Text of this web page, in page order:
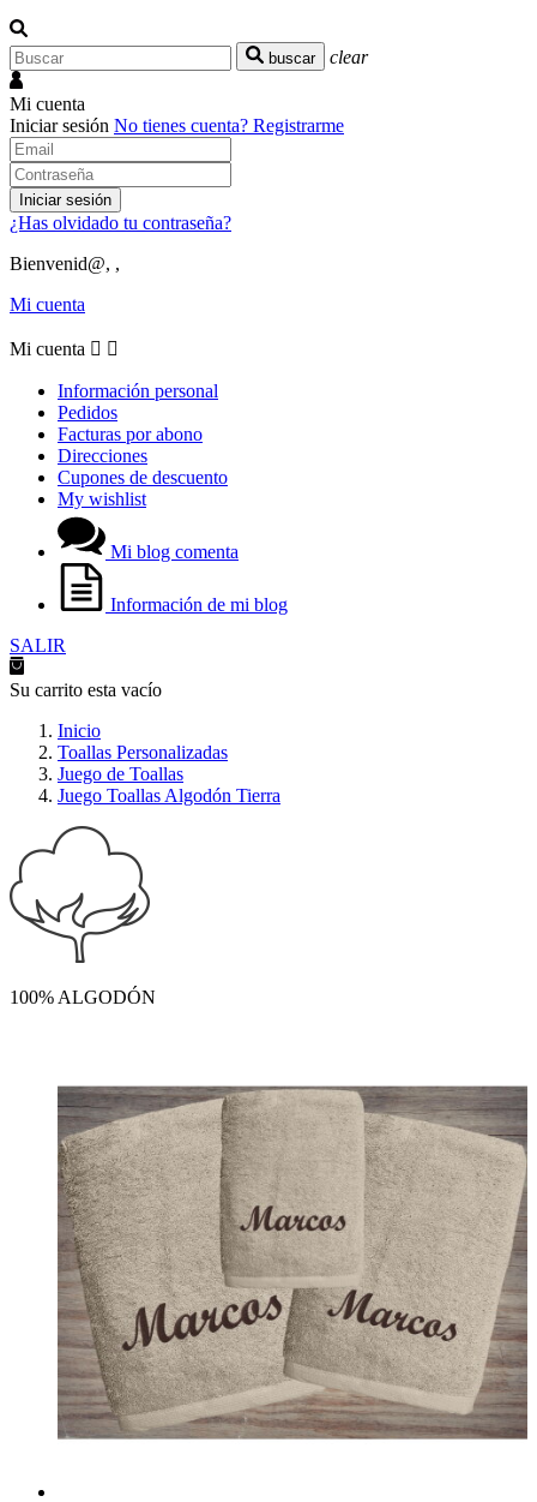
buscar clear
Mi cuenta
Iniciar sesión No tienes cuenta? Registrarme
Iniciar sesión
¿Has olvidado tu contraseña?
Bienvenid@, ,
Mi cuenta
Mi cuenta  
Información personal
Pedidos
Facturas por abono
Direcciones
Cupones de descuento
My wishlist
Mi blog comenta
Información de mi blog
SALIR
Su carrito esta vacío
Inicio
Toallas Personalizadas
Juego de Toallas
Juego Toallas Algodón Tierra
100% ALGODÓN